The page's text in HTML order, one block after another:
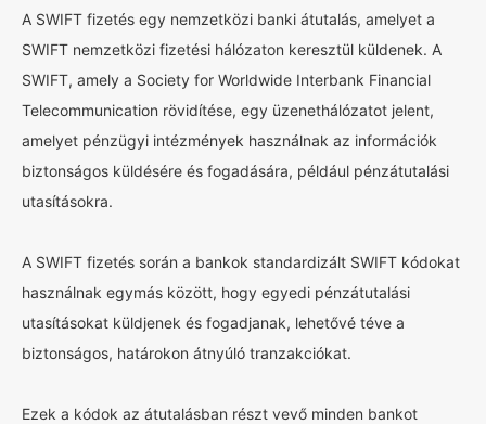
A SWIFT fizetés egy nemzetközi banki átutalás, amelyet a
SWIFT nemzetközi fizetési hálózaton keresztül küldenek. A
SWIFT, amely a Society for Worldwide Interbank Financial
Telecommunication rövidítése, egy üzenethálózatot jelent,
amelyet pénzügyi intézmények használnak az információk
biztonságos küldésére és fogadására, például pénzátutalási
utasításokra.
A SWIFT fizetés során a bankok standardizált SWIFT kódokat
használnak egymás között, hogy egyedi pénzátutalási
utasításokat küldjenek és fogadjanak, lehetővé téve a
biztonságos, határokon átnyúló tranzakciókat.
Ezek a kódok az átutalásban részt vevő minden bankot